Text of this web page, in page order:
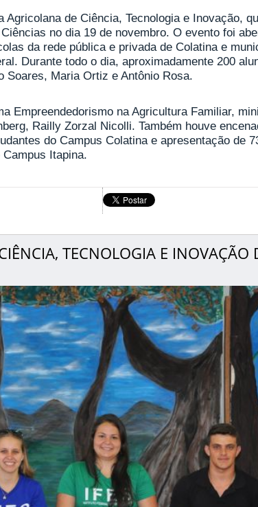
de Ciência, Tecnologia e Inovação,
no dia 19 de novembro. O evento foi
da rede pública e privada de Colatina e
Durante todo o dia, aproximadamente 200
Soares, Maria Ortiz e Antônio Rosa.
Empreendedorismo na Agricultura Familiar,
Railly Zorzal Nicolli. Também houve
do Campus Colatina e apresentação de
Itapina.
TECNOLOGIA E INOVAÇÃO